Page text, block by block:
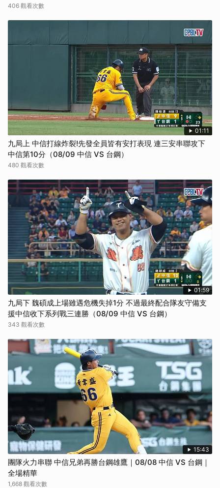
406 觀看次數
01:11
九局上 中信打線炸裂!先發全員皆有安打表現 連三安串聯攻下
中信第10分（08/09 中信 VS 台鋼）
480 觀看次數
01:59
九局下 魏碩成上場雖遇危機失掉1分 不過最終配合隊友守備支
援中信收下系列戰三連勝（08/09 中信 VS 台鋼）
343 觀看次數
15:43
團隊火力串聯 中信兄弟再勝台鋼雄鷹｜08/08 中信 VS 台鋼｜
全場精華
1,668 觀看次數